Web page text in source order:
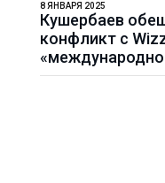
Кушербаев
конфликт с
8 ЯНВАРЯ 2025